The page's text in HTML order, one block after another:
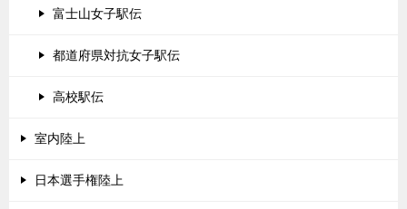
富士山女子駅伝
都道府県対抗女子駅伝
高校駅伝
室内陸上
日本選手権陸上